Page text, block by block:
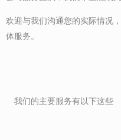
欢迎与我们沟通您的实际情况
体服务。
我们的主要服务有以下这些